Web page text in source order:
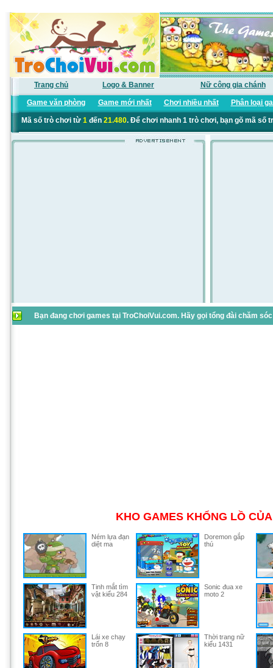
Trang chủ Logo & Banner Nữ công gia chánh
Game văn phòng Game mới nhất Chơi nhiều nhất Phân loại
Mã số trò chơi từ 1đến 21.480. Để chơi nhanh 1 trò chơi, bạn gõ mã số
Bạn đang chơi games tại TroChoiVui.com. Hãy gọi tổng đài chăm
KHO GAMES KHỔNG LỒ
Ném lựa đạn
diệt ma
Doremon gắp
thú
Tinh mắt tìm
vật kiểu 284
Sonic đua xe
moto 2
Lái xe chạy
trốn 8
Thời trang nữ
kiểu 1431